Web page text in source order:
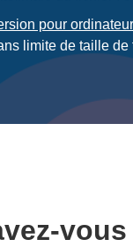
pour ordinateur
limite de taille de